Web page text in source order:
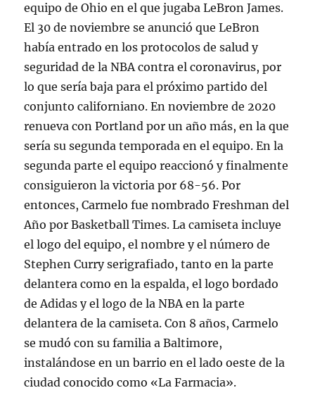
equipo de Ohio en el que jugaba LeBron James.
El 30 de noviembre se anunció que LeBron
había entrado en los protocolos de salud y
seguridad de la NBA contra el coronavirus, por
lo que sería baja para el próximo partido del
conjunto californiano. En noviembre de 2020
renueva con Portland por un año más, en la que
sería su segunda temporada en el equipo. En la
segunda parte el equipo reaccionó y finalmente
consiguieron la victoria por 68-56. Por
entonces, Carmelo fue nombrado Freshman del
Año por Basketball Times. La camiseta incluye
el logo del equipo, el nombre y el número de
Stephen Curry serigrafiado, tanto en la parte
delantera como en la espalda, el logo bordado
de Adidas y el logo de la NBA en la parte
delantera de la camiseta. Con 8 años, Carmelo
se mudó con su familia a Baltimore,
instalándose en un barrio en el lado oeste de la
ciudad conocido como «La Farmacia».